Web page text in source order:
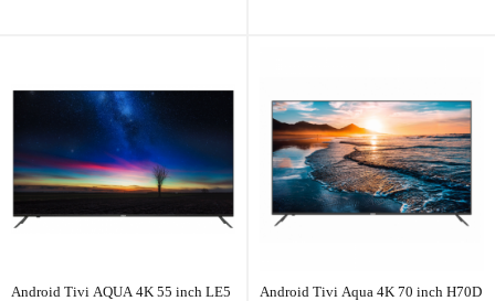
Android Tivi AQUA 4K 55 inch LE5
Android Tivi Aqua 4K 70 inch H70D